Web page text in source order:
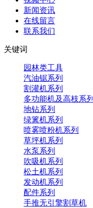
新闻资讯
在线留言
联系我们
关键词
园林类工具
汽油锯系列
割灌机系列
多功能机及高枝系列
地钻系列
绿篱机系列
喷雾喷粉机系列
草坪机系列
水泵系列
吹吸机系列
松土机系列
发动机系列
配件系列
手推无引擎割草机